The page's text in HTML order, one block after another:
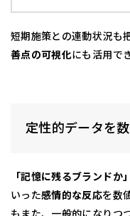
短期施策との連動状況も
善点の可視化にも活用で
定性的データを
「記憶に残るブランドか
いった感情的な反応を数